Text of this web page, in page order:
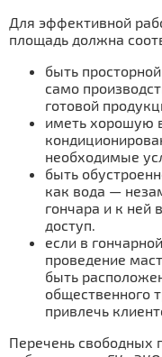
Для эффективной
площадь должна
быть
само
готовой
иметь хорошую
необходимые
быть
как вода —
гончара и к ней
доступ.
если в
проведение
быть
общественного
привлечь
Перечень свободных